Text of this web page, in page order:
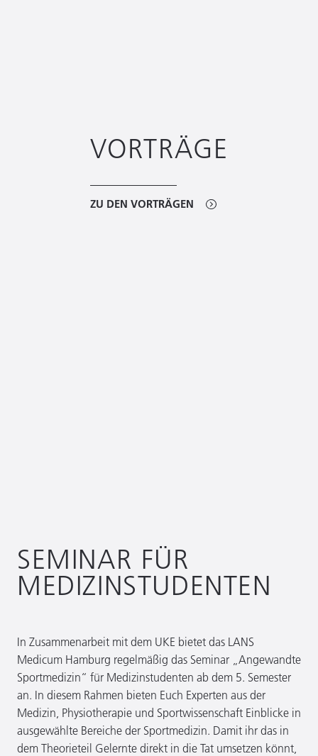
VORTRÄGE
ZU DEN VORTRÄGEN
SEMINAR FÜR
MEDIZINSTUDENTEN
In Zusammenarbeit mit dem UKE bietet das LANS
Medicum Hamburg regelmäßig das Seminar „Angewandte
Sportmedizin“ für Medizinstudenten ab dem 5. Semester
an. In diesem Rahmen bieten Euch Experten aus der
Medizin, Physiotherapie und Sportwissenschaft Einblicke in
ausgewählte Bereiche der Sportmedizin. Damit ihr das in
dem Theorieteil Gelernte direkt in die Tat umsetzen könnt,